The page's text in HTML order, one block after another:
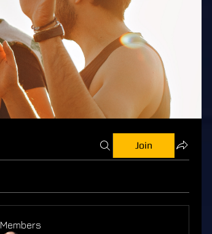
Join
Members